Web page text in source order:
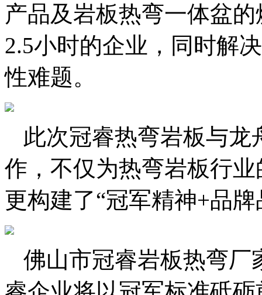
产品及岩板热弯一体盆
2.5小时的企业，同时解
性难题。
此次冠睿热弯岩板与
作，不仅为热弯岩板行
更构建了“冠军精神+品
佛山市冠睿岩板热弯厂